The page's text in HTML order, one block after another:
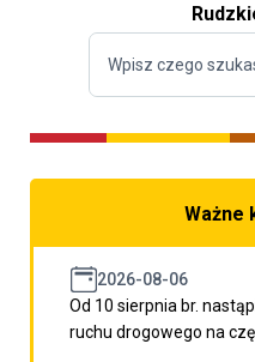
Ważne
2026-08-06
Od 10 sierpnia br.
ruchu drogowego na